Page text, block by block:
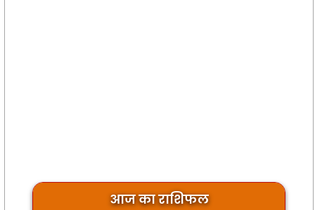
आज का राशिफल